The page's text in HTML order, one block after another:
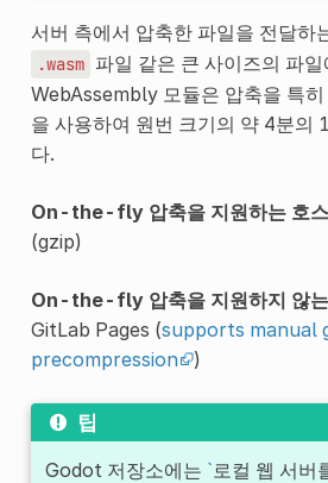
서버 측에서 압축한 파일을 전달하
.wasm 파일 같은 큰 사이즈의 파
WebAssembly 모듈은 압축을 특
을 사용하여 원번 크기의 약 4분의
다.
On-the-fly 압축을 지원하는 호
(gzip)
On-the-fly 압축을 지원하지 않
GitLab Pages (supports manual
precompression
)
팁
Godot 저장소에는 ` 로컬 웹 서버